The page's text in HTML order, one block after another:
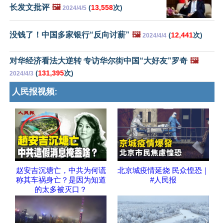
长发文批评 🖼️ 2024/4/5 (13,558次)
没钱了！中国多家银行“反向讨薪” 🖼️ 2024/4/4 (12,441次)
对华经济看法大逆转 专访华尔街中国“大好友”罗奇 🖼️
2024/4/3 (131,395次)
人民报视频:
赵安吉沉塘亡，中共为何谎
称其车祸身亡？是因为知道
的太多被灭口？
北京城疫情延烧 民众惶恐｜
#人民报